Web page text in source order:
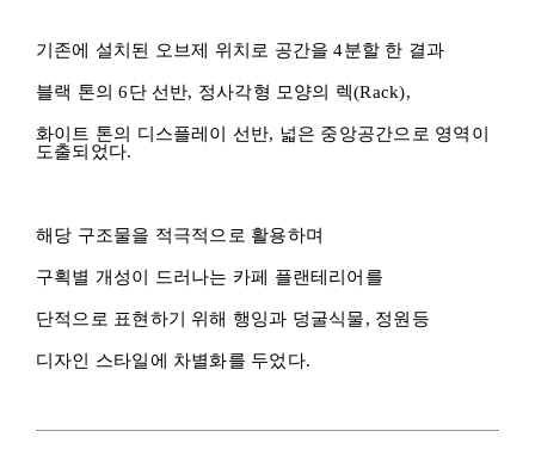
기존에 설치된 오브제 위치로 공간을 4분할 한 결과
블랙 톤의 6단 선반, 정사각형 모양의 렉(Rack),
화이트 톤의 디스플레이 선반, 넓은 중앙공간으로 영역이
도출되었다.
해당 구조물을 적극적으로 활용하며
구획별 개성이 드러나는 카페 플랜테리어를
단적으로 표현하기 위해 행잉과 덩굴식물, 정원등
디자인 스타일에 차별화를 두었다.